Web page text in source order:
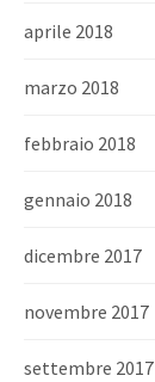
aprile 2018
marzo 2018
febbraio 2018
gennaio 2018
dicembre 2017
novembre 2017
settembre 2017